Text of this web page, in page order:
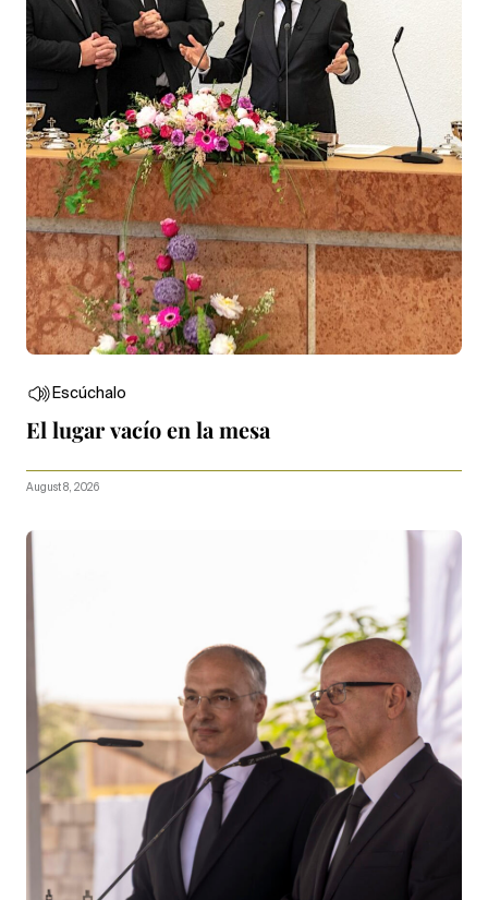
Escúchalo
El lugar vacío en la mesa
August 8, 2026